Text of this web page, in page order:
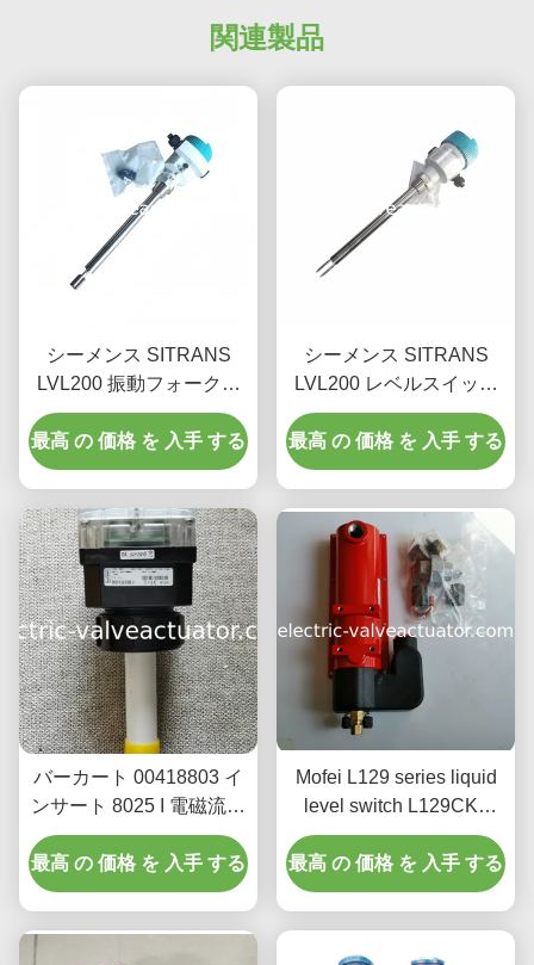
関連製品
シーメンス SITRANS
LVL200 振動フォークレ
ベルスイッチ、プローブ
長280mm、リレー出力、
耐圧64 bar
最高 の 価格 を 入手 する
シーメンス SITRANS
LVL200 レベルスイッチ
モデル 7ML5747-2AA14-
1AA0-Z-Y01
最高 の 価格 を 入手 する
バーカート 00418803 イ
ンサート 8025 I 電磁流量
計 12-36V DC電源 4-
20mA出力 IP65保護
最高 の 価格 を 入手 する
Mofei L129 series liquid
level switch L129CK1
maximum working
pressure 68,9kPa
最高 の 価格 を 入手 する